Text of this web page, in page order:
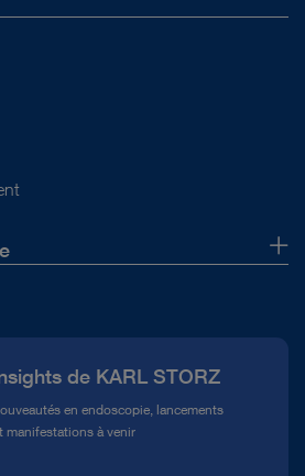
Conformité
de KARL STORZ
en endoscopie, lancements
à venir